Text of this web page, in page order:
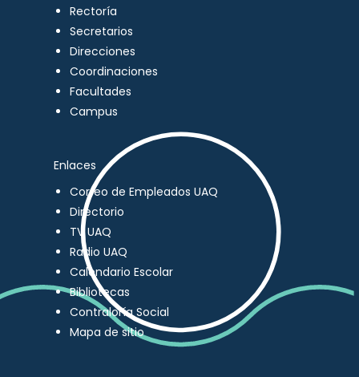
Rectoría
Secretarios
Direcciones
Coordinaciones
Facultades
Campus
Enlaces
Correo de Empleados UAQ
Directorio
TV UAQ
Radio UAQ
Calendario Escolar
Bibliotecas
Contraloría Social
Mapa de sitio